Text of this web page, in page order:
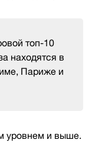
топ-10
находятся в
Париже и
уровнем и выше.